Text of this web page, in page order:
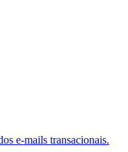
e-mails transacionais.